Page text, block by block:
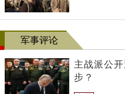
军事评论
主战派公
步？